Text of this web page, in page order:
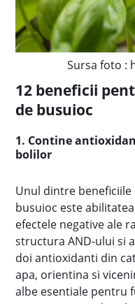
Sursa foto :
12 beneficii
de busuioc
1. Contine
bolilor
Unul dintre beneficiile
busuioc este
efectele negative ale
structura AND-ului si
doi antioxidanti din
apa, orientina si
albe esentiale pentru